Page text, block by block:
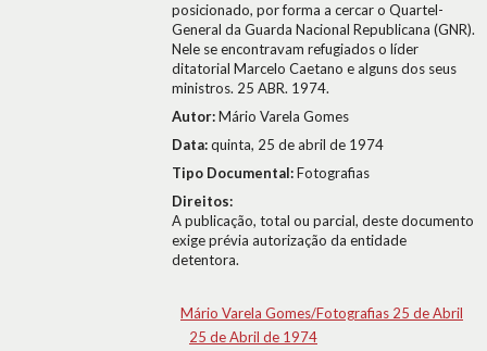
posicionado, por forma a cercar o Quartel-
General da Guarda Nacional Republicana (GNR).
Nele se encontravam refugiados o líder
ditatorial Marcelo Caetano e alguns dos seus
ministros. 25 ABR. 1974.
Autor:Mário Varela Gomes
Data:quinta, 25 de abril de 1974
Tipo Documental:Fotografias
Direitos:
A publicação, total ou parcial, deste documento
exige prévia autorização da entidade
detentora.
Mário Varela Gomes/Fotografias 25 de Abril
25 de Abril de 1974